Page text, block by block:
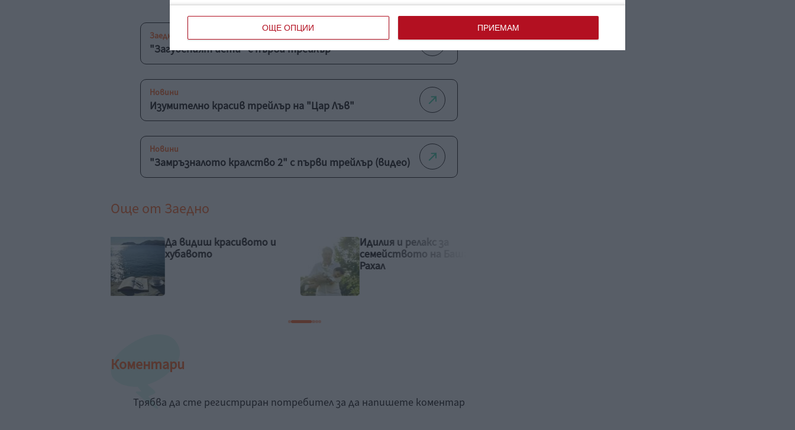
ОЩЕ ОПЦИИ ПРИЕМАМ
Заедно
"Загубеният йети" с първи трейлър
Новини
Изумително красив трейлър на "Цар Лъв"
Новини
"Замръзналото кралство 2" с първи трейлър (видео)
Още от Заедно
Идилия и релакс за
семейството на Башар
Рая Пеева с бременна
фотосесия
Коментари
Трябва да сте регистриран потребител за да напишете коментар